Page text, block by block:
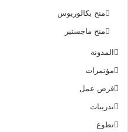
منح بكالوريوس
منح ماجستير
المدونة
مؤتمرات
فرص عمل
تدريبات
تطوع